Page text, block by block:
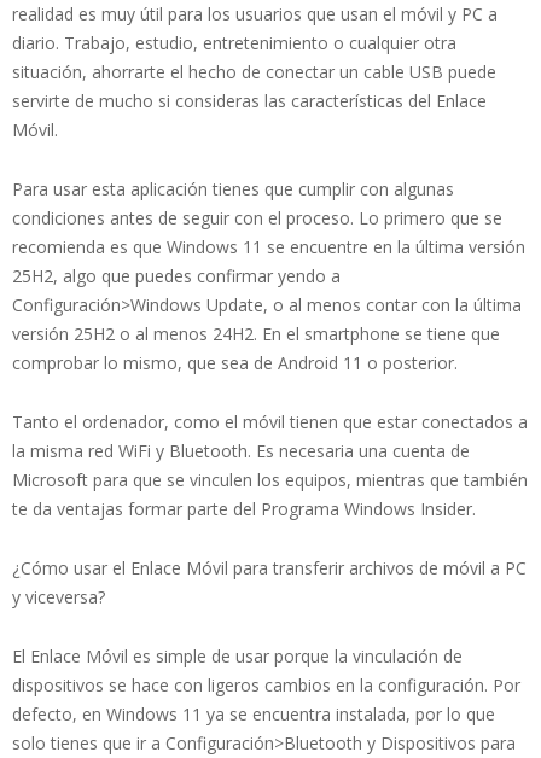
realidad es muy útil para los usuarios que usan el móvil y PC a
diario. Trabajo, estudio, entretenimiento o cualquier otra
situación, ahorrarte el hecho de conectar un cable USB puede
servirte de mucho si consideras las características del Enlace
Móvil.
Para usar esta aplicación tienes que cumplir con algunas
condiciones antes de seguir con el proceso. Lo primero que se
recomienda es que Windows 11 se encuentre en la última versión
25H2, algo que puedes confirmar yendo a
Configuración>Windows Update, o al menos contar con la última
versión 25H2 o al menos 24H2. En el smartphone se tiene que
comprobar lo mismo, que sea de Android 11 o posterior.
Tanto el ordenador, como el móvil tienen que estar conectados a
la misma red WiFi y Bluetooth. Es necesaria una cuenta de
Microsoft para que se vinculen los equipos, mientras que también
te da ventajas formar parte del Programa Windows Insider.
¿Cómo usar el Enlace Móvil para transferir archivos de móvil a PC
y viceversa?
El Enlace Móvil es simple de usar porque la vinculación de
dispositivos se hace con ligeros cambios en la configuración. Por
defecto, en Windows 11 ya se encuentra instalada, por lo que
solo tienes que ir a Configuración>Bluetooth y Dispositivos para